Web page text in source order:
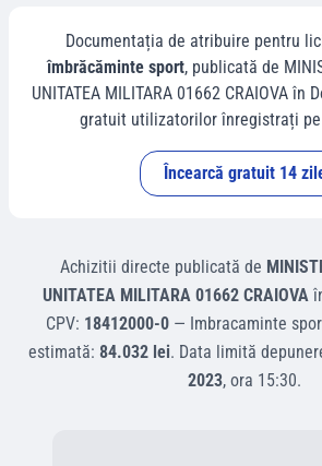
Documentația de atribuire pentru
îmbrăcăminte sport, publicată de
UNITATEA MILITARA 01662 CRAIOVA în
gratuit utilizatorilor înregistrați
Încearcă gratuit 14
Achizitii directe publicată de
UNITATEA MILITARA 01662 CRAIOVA
CPV: 18412000-0— Imbracaminte
estimată: 84.032 lei. Data limită
2023, ora 15:30.